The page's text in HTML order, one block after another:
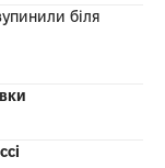
біля